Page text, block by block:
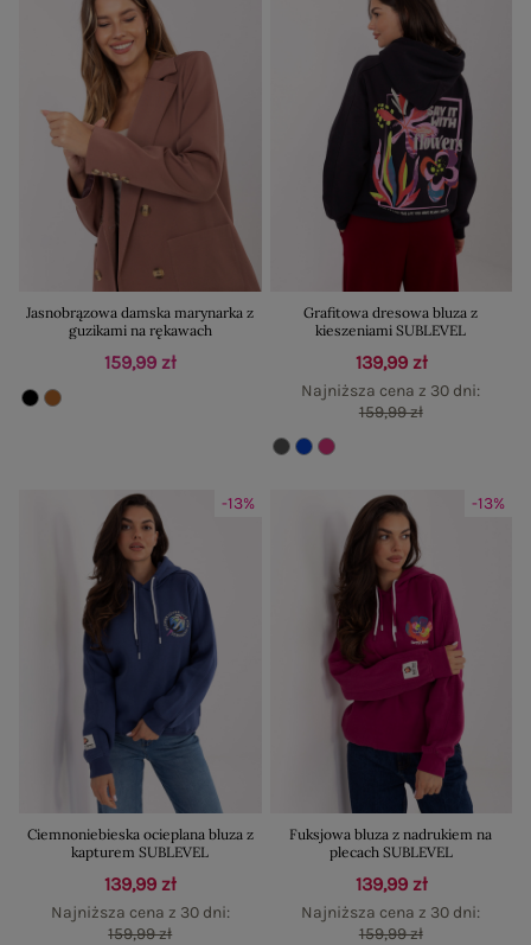
Jasnobrązowa damska marynarka z
guzikami na rękawach
159,99 zł
Grafitowa dresowa bluza z
kieszeniami SUBLEVEL
139,99 zł
Najniższa cena z 30 dni:
159,99 zł
-13%
Ciemnoniebieska ocieplana bluza z
kapturem SUBLEVEL
139,99 zł
Najniższa cena z 30 dni:
159,99 zł
-13%
Fuksjowa bluza z nadrukiem na
plecach SUBLEVEL
139,99 zł
Najniższa cena z 30 dni:
159,99 zł